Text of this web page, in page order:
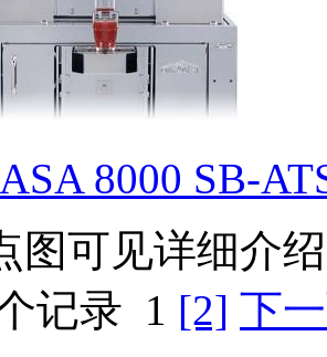
8000 SB-
图可见详细介绍
记录 1 [2] 下